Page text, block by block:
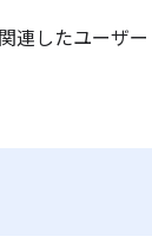
連したユーザ